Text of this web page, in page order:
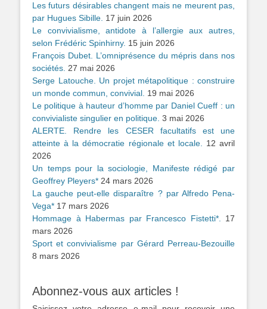
Les futurs désirables changent mais ne meurent pas,
par Hugues Sibille. 17 juin 2026
Le convivialisme, antidote à l’allergie aux autres,
selon Frédéric Spinhirny. 15 juin 2026
François Dubet. L’omniprésence du mépris dans nos
sociétés. 27 mai 2026
Serge Latouche. Un projet métapolitique : construire
un monde commun, convivial. 19 mai 2026
Le politique à hauteur d’homme par Daniel Cueff : un
convivialiste singulier en politique. 3 mai 2026
ALERTE. Rendre les CESER facultatifs est une
atteinte à la démocratie régionale et locale. 12 avril
2026
Un temps pour la sociologie, Manifeste rédigé par
Geoffrey Pleyers* 24 mars 2026
La gauche peut-elle disparaître ? par Alfredo Pena-
Vega* 17 mars 2026
Hommage à Habermas par Francesco Fistetti*. 17
mars 2026
Sport et convivialisme par Gérard Perreau-Bezouille
8 mars 2026
Abonnez-vous aux articles !